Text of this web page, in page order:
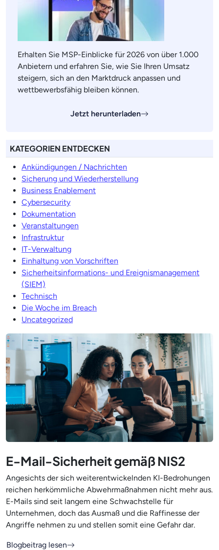
Erhalten Sie MSP-Einblicke für 2026 von über 1.000
Anbietern und erfahren Sie, wie Sie Ihren Umsatz
steigern, sich an den Marktdruck anpassen und
wettbewerbsfähig bleiben können.
Jetzt herunterladen
KATEGORIEN ENTDECKEN
Ankündigungen / Nachrichten
Sicherung und Wiederherstellung
Business Enablement
Cybersecurity
Dokumentation
Veranstaltungen
Infrastruktur
IT-Verwaltung
Einhaltung von Vorschriften
Sicherheitsinformations- und Ereignismanagement
(SIEM)
Technisch
Die Woche im Breach
Uncategorized
E-Mail-Sicherheit gemäß NIS2
Angesichts der sich weiterentwickelnden KI-Bedrohungen
reichen herkömmliche Abwehrmaßnahmen nicht mehr aus.
E-Mails sind seit langem eine Schwachstelle für
Unternehmen, doch das Ausmaß und die Raffinesse der
Angriffe nehmen zu und stellen somit eine Gefahr dar.
Blogbeitrag lesen